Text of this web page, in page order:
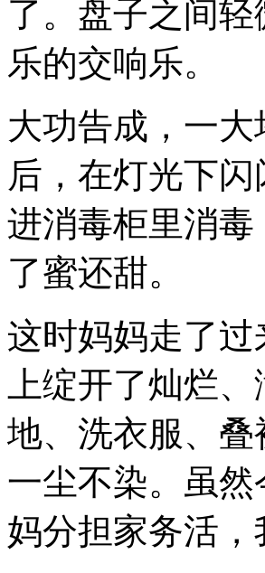
了。盘子之间
乐的交响乐。
大功告成，一
后，在灯光下
进消毒柜里消
了蜜还甜。
这时妈妈走了
上绽开了灿烂
地、洗衣服、
一尘不染。虽
妈分担家务活